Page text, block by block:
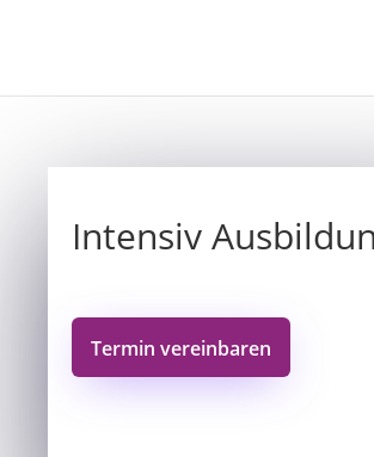
Intensiv
Termin vereinbaren